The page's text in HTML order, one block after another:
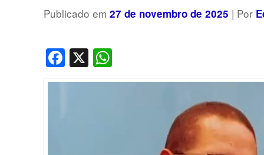
Publicado em27 de novembro de 2025 | Por
Facebook
X